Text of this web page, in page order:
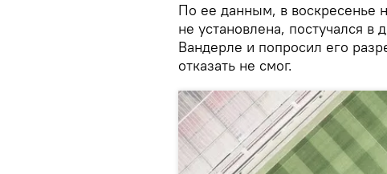
По ее данным, в воскресенье
не установлена, постучался
Вандерле и попросил его
отказать не смог.